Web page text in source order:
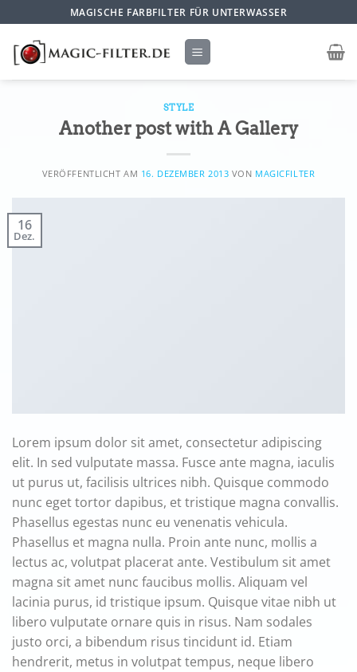
Inhalt
springen
MAGISCHE FARBFILTER FÜR UNTERWASSER
STYLE
Another post with A Gallery
VERÖFFENTLICHT AM 16. DEZEMBER 2013 VON MAGICFILTER
16
Dez.
Lorem ipsum dolor sit amet, consectetur adipiscing
elit. In sed vulputate massa. Fusce ante magna, iaculis
ut purus ut, facilisis ultrices nibh. Quisque commodo
nunc eget tortor dapibus, et tristique magna convallis.
Phasellus egestas nunc eu venenatis vehicula.
Phasellus et magna nulla. Proin ante nunc, mollis a
lectus ac, volutpat placerat ante. Vestibulum sit amet
magna sit amet nunc faucibus mollis. Aliquam vel
lacinia purus, id tristique ipsum. Quisque vitae nibh ut
libero vulputate ornare quis in risus. Nam sodales
justo orci, a bibendum risus tincidunt id. Etiam
hendrerit, metus in volutpat tempus, neque libero